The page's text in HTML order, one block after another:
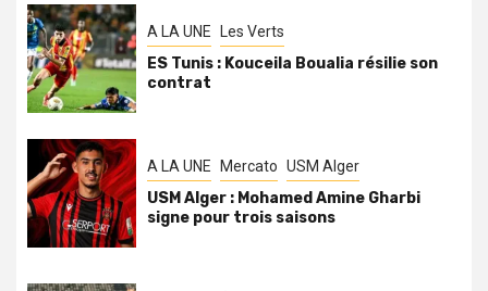
A LA UNE Les Verts
ES Tunis : Kouceila Boualia résilie son
contrat
A LA UNE Mercato USM Alger
USM Alger : Mohamed Amine Gharbi
signe pour trois saisons